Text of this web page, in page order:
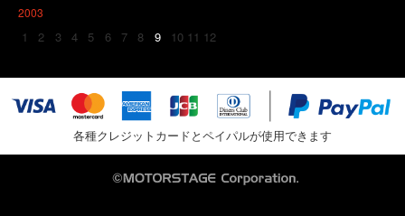
2003
1 2 3 4 5 6 7 8 9 10 11 12
各種クレジットカードとペイパルが使用できます